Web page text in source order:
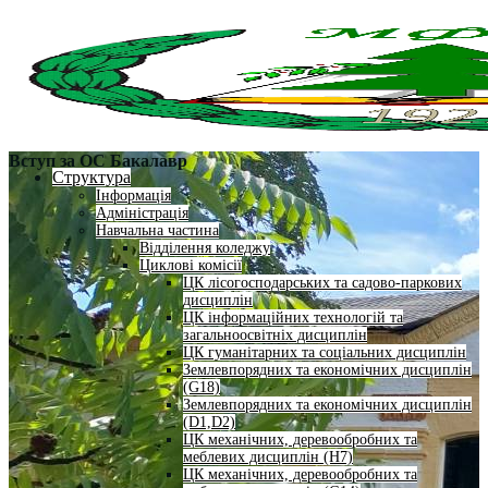
Структура
Інформація
Адміністрація
Навчальна частина
Відділення коледжу
Циклові комісії
ЦК лісогосподарських та садово-паркових
дисциплін
ЦК інформаційних технологій та
загальноосвітніх дисциплін
ЦК гуманітарних та соціальних дисциплін
Землевпорядних та економічних дисциплін
(G18)
Землевпорядних та економічних дисциплін
(D1,D2)
ЦК механічних, деревообробних та
меблевих дисциплін (H7)
ЦК механічних, деревообробних та
Вступ за ОС Бакалавр